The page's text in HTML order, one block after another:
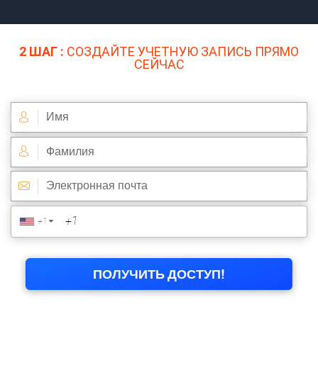
2 ШАГ : СОЗДАЙТЕ УЧЕТНУЮ ЗАПИСЬ ПРЯМО
СЕЙЧАС